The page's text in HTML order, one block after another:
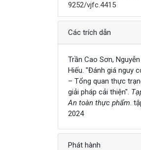
9252/vjfc.4415
Chi tiết
Các trích dẫn
Trần Cao Sơn,
Hiếu. "Đánh giá nguy
– Tổng quan thực
giải pháp cải thiện".
An toàn thực phẩm.
2024
Phát hành